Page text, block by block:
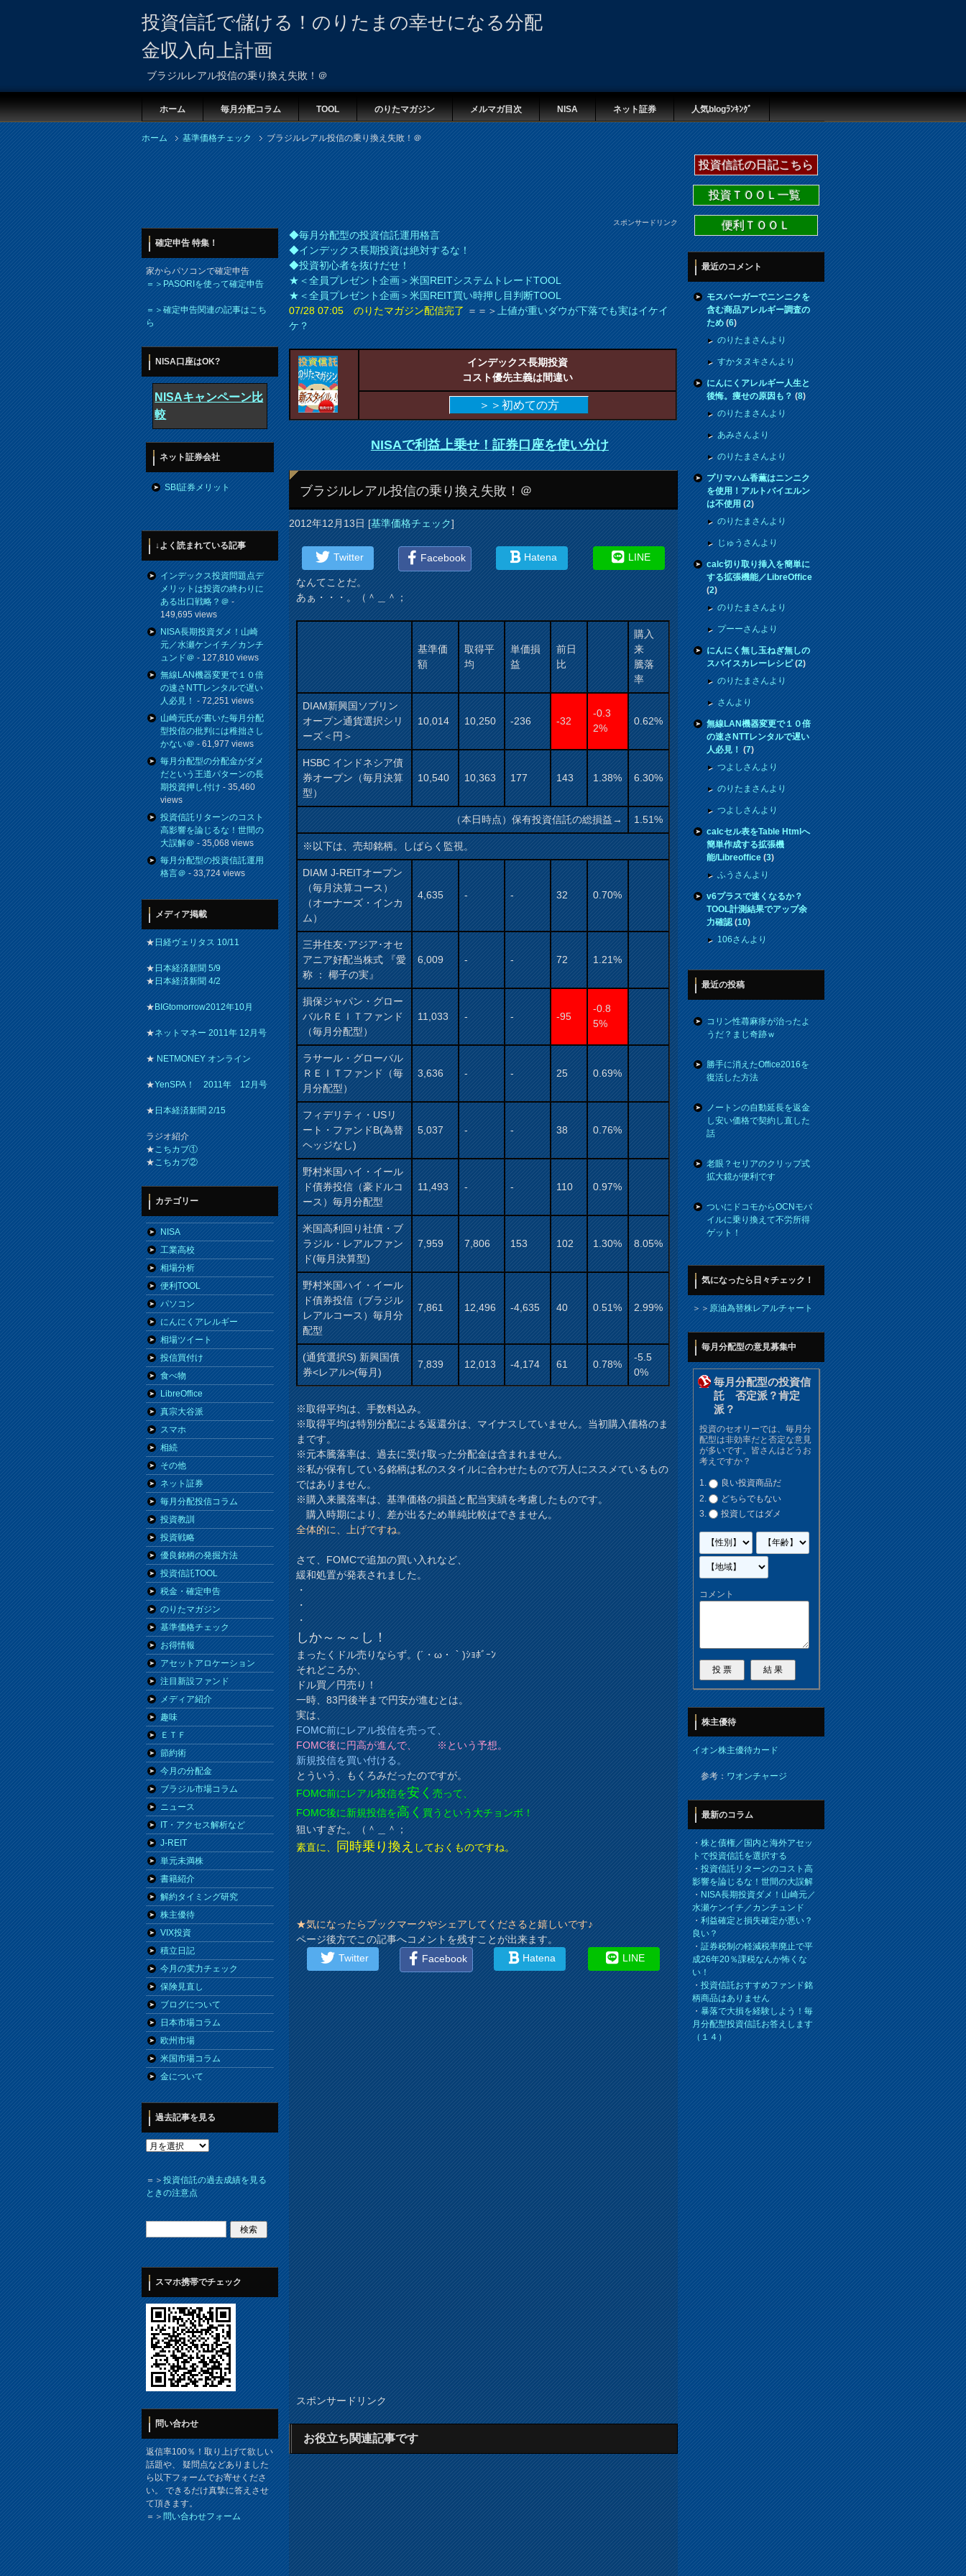
投資信託で儲ける！のりたまの幸せになる分配
金収入向上計画
ブラジルレアル投信の乗り換え失敗！＠
ホーム 毎月分配コラム TOOL のりたマガジン メルマガ目次 NISA ネット証券 人気blogﾗﾝｷﾝｸﾞ
ホーム 基準価格チェック ブラジルレアル投信の乗り換え失敗！＠
スポンサードリンク
◆毎月分配型の投資信託運用格言
◆インデックス長期投資は絶対するな！
◆投資初心者を抜けだせ！
★＜全員プレゼント企画＞米国REITシステムトレードTOOL
★＜全員プレゼント企画＞米国REIT買い時押し目判断TOOL
07/28 07:05 のりたマガジン配信完了＝＝＞上値が重いダウが下落でも実はイケイ
ケ？
インデックス長期投資
コスト優先主義は間違い
＞＞初めての方
NISAで利益上乗せ！証券口座を使い分け
ブラジルレアル投信の乗り換え失敗！＠
2012年12月13日[基準価格チェック]
Twitter Facebook Hatena LINE
なんてことだ。
あぁ・・・。（＾＿＾；
基準価
額
取得平
均
単価損
益
前日
比
購入
来
騰落
率
DIAM新興国ソブリン
オープン通貨選択シリ
ーズ＜円＞
10,014 10,250 -236 -32
-0.3
2%
0.62%
HSBC インドネシア債
券オープン（毎月決算
型）
10,540 10,363 177 143 1.38% 6.30%
（本日時点）保有投資信託の総損益→ 1.51%
※以下は、売却銘柄。しばらく監視。
DIAM J-REITオープン
（毎月決算コース）
（オーナーズ・インカ
ム）
4,635 - - 32 0.70%
三井住友･アジア･オセ
アニア好配当株式 『愛
称 ： 椰子の実』
6,009 - - 72 1.21%
損保ジャパン・グロー
バルＲＥＩＴファンド
（毎月分配型）
11,033 - - -95
-0.8
5%
ラサール・グローバル
ＲＥＩＴファンド（毎
月分配型）
3,636 - - 25 0.69%
フィデリティ・USリ
ート・ファンドB(為替
ヘッジなし)
5,037 - - 38 0.76%
野村米国ハイ・イール
ド債券投信（豪ドルコ
ース）毎月分配型
11,493 - - 110 0.97%
米国高利回り社債・ブ
ラジル・レアルファン
ド(毎月決算型)
7,959 7,806 153 102 1.30% 8.05%
野村米国ハイ・イール
ド債券投信（ブラジル
レアルコース）毎月分
配型
7,861 12,496 -4,635 40 0.51% 2.99%
(通貨選択S) 新興国債
券<レアル>(毎月)
7,839 12,013 -4,174 61 0.78%
-5.5
0%
※取得平均は、手数料込み。
※取得平均は特別分配による返還分は、マイナスしていません。当初購入価格のま
まです。
※元本騰落率は、過去に受け取った分配金は含まれません。
※私が保有している銘柄は私のスタイルに合わせたもので万人にススメているもの
ではありません。
※購入来騰落率は、基準価格の損益と配当実績を考慮したものです。
購入時期により、差が出るため単純比較はできません。
全体的に、上げですね。
さて、FOMCで追加の買い入れなど、
緩和処置が発表されました。
・
・
・
しか～～～し！
まったくドル売りならず。(´・ω・｀)ｼｮﾎﾞｰﾝ
それどころか、
ドル買／円売り！
一時、83円後半まで円安が進むとは。
実は、
FOMC前にレアル投信を売って、
FOMC後に円高が進んで、 ※という予想。
新規投信を買い付ける。
とういう、もくろみだったのですが。
FOMC前にレアル投信を安く売って、
FOMC後に新規投信を高く買うという大チョンボ！
狙いすぎた。（＾＿＾；
素直に、同時乗り換えしておくものですね。
★気になったらブックマークやシェアしてくださると嬉しいです♪
ページ後方でこの記事へコメントを残すことが出来ます。
Twitter
Facebook Hatena LINE
スポンサードリンク
お役立ち関連記事です
確定申告 特集！
家からパソコンで確定申告
＝＞PASORIを使って確定申告
＝＞確定申告関連の記事はこち
ら
NISA口座はOK?
NISAキャンペーン比
較
ネット証券会社
SBI証券メリット
↓よく読まれている記事
インデックス投資問題点デ
メリットは投資の終わりに
ある出口戦略？＠-
149,695 views
NISA長期投資ダメ！山崎
元／水瀬ケンイチ／カンチ
ュンド＠- 127,810 views
無線LAN機器変更で１０倍
の速さNTTレンタルで遅い
人必見！- 72,251 views
山崎元氏が書いた毎月分配
型投信の批判には稚拙さし
かない＠- 61,977 views
毎月分配型の分配金がダメ
だという王道パターンの長
期投資押し付け- 35,460
views
投資信託リターンのコスト
高影響を論じるな！世間の
大誤解＠- 35,068 views
毎月分配型の投資信託運用
格言＠- 33,724 views
メディア掲載
★日経ヴェリタス 10/11
★日本経済新聞 5/9
★日本経済新聞 4/2
★BIGtomorrow2012年10月
★ネットマネー 2011年 12月号
★NETMONEY オンライン
★YenSPA！ 2011年 12月号
★日本経済新聞 2/15
ラジオ紹介
★こちカブ①
★こちカブ②
カテゴリー
NISA
工業高校
相場分析
便利TOOL
パソコン
にんにくアレルギー
相場ツイート
投信買付け
食べ物
LibreOffice
真宗大谷派
スマホ
相続
その他
ネット証券
毎月分配投信コラム
投資教訓
投資戦略
優良銘柄の発掘方法
投資信託TOOL
税金・確定申告
のりたマガジン
基準価格チェック
お得情報
アセットアロケーション
注目新設ファンド
メディア紹介
趣味
ＥＴＦ
節約術
今月の分配金
ブラジル市場コラム
ニュース
IT・アクセス解析など
J-REIT
単元未満株
書籍紹介
解約タイミング研究
株主優待
VIX投資
積立日記
今月の実力チェック
保険見直し
ブログについて
日本市場コラム
欧州市場
米国市場コラム
金について
過去記事を見る
＝＞投資信託の過去成績を見る
ときの注意点
スマホ携帯でチェック
問い合わせ
返信率100％！取り上げて欲しい
話題や、 疑問点などありました
ら以下フォームでお寄せくださ
い。 できるだけ真摯に答えさせ
て頂きます。
＝＞問い合わせフォーム
投資信託の日記こちら
投資ＴＯＯＬ一覧
便利ＴＯＯＬ
最近のコメント
モスバーガーでニンニクを
含む商品アレルギー調査の
ため(6)
のりたまさんより
すかタヌキさんより
にんにくアレルギー人生と
後悔。痩せの原因も？(8)
のりたまさんより
あみさんより
のりたまさんより
プリマハム香薫はニンニク
を使用！アルトバイエルン
は不使用(2)
のりたまさんより
じゅうさんより
calc切り取り挿入を簡単に
する拡張機能／LibreOffice
(2)
のりたまさんより
プーーさんより
にんにく無し玉ねぎ無しの
スパイスカレーレシピ(2)
のりたまさんより
さんより
無線LAN機器変更で１０倍
の速さNTTレンタルで遅い
人必見！(7)
つよしさんより
のりたまさんより
つよしさんより
calcセル表をTable Htmlへ
簡単作成する拡張機
能/Libreoffice(3)
ふうさんより
v6プラスで速くなるか？
TOOL計測結果でアップ余
力確認(10)
106さんより
最近の投稿
コリン性蕁麻疹が治ったよ
うだ？まじ奇跡ｗ
勝手に消えたOffice2016を
復活した方法
ノートンの自動延長を返金
し安い価格で契約し直した
話
老眼？セリアのクリップ式
拡大鏡が便利です
ついにドコモからOCNモバ
イルに乗り換えて不労所得
ゲット！
気になったら日々チェック！
＞＞原油為替株レアルチャート
毎月分配型の意見募集中
毎月分配型の投資信
託 否定派？肯定
派？
投資のセオリーでは、毎月分
配型は非効率だと否定な意見
が多いです。皆さんはどうお
考えですか？
良い投資商品だ
どちらでもない
投資してはダメ
コメント
株主優待
イオン株主優待カード
参考：ワオンチャージ
最新のコラム
・株と債権／国内と海外アセッ
トで投資信託を選択する
・投資信託リターンのコスト高
影響を論じるな！世間の大誤解
・NISA長期投資ダメ！山崎元／
水瀬ケンイチ／カンチュンド
・利益確定と損失確定が悪い？
良い？
・証券税制の軽減税率廃止で平
成26年20％課税なんか怖くな
い！
・投資信託おすすめファンド銘
柄商品はありません
・暴落で大損を経験しよう！毎
月分配型投資信託お答えします
（１４）